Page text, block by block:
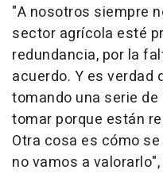
"A nosotros siempre
sector agrícola esté
redundancia, por la
acuerdo. Y es verdad
tomando una serie
tomar porque están
Otra cosa es cómo
no vamos a